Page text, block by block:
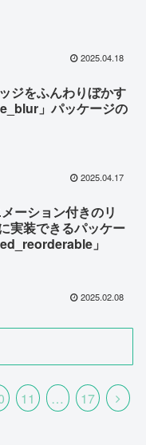
2025.04.18
ジをふんわりぼかす
」パッケージの
2025.04.17
ーション付きのリ
実装できるパッケー
」
2025.02.08
11 … 17